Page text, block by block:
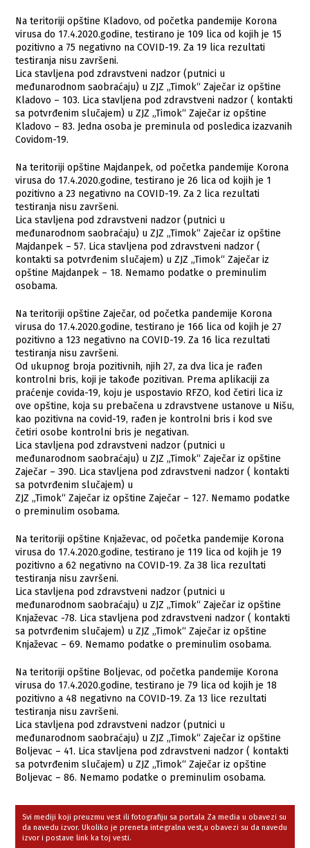
Na teritoriji opštine Kladovo, od početka pandemije Korona
virusa do 17.4.2020.godine, testirano je 109 lica od kojih je 15
pozitivno a 75 negativno na COVID-19. Za 19 lica rezultati
testiranja nisu završeni.
Lica stavljena pod zdravstveni nadzor (putnici u
međunarodnom saobraćaju) u ZJZ „Timok“ Zaječar iz opštine
Kladovo – 103. Lica stavljena pod zdravstveni nadzor ( kontakti
sa potvrđenim slučajem) u ZJZ „Timok“ Zaječar iz opštine
Kladovo – 83. Jedna osoba je preminula od posledica izazvanih
Covidom-19.
Na teritoriji opštine Majdanpek, od početka pandemije Korona
virusa do 17.4.2020.godine, testirano je 26 lica od kojih je 1
pozitivno a 23 negativno na COVID-19. Za 2 lica rezultati
testiranja nisu završeni.
Lica stavljena pod zdravstveni nadzor (putnici u
međunarodnom saobraćaju) u ZJZ „Timok“ Zaječar iz opštine
Majdanpek – 57. Lica stavljena pod zdravstveni nadzor (
kontakti sa potvrđenim slučajem) u ZJZ „Timok“ Zaječar iz
opštine Majdanpek – 18. Nemamo podatke o preminulim
osobama.
Na teritoriji opštine Zaječar, od početka pandemije Korona
virusa do 17.4.2020.godine, testirano je 166 lica od kojih je 27
pozitivno a 123 negativno na COVID-19. Za 16 lica rezultati
testiranja nisu završeni.
Od ukupnog broja pozitivnih, njih 27, za dva lica je rađen
kontrolni bris, koji je takođe pozitivan. Prema aplikaciji za
praćenje covida-19, koju je uspostavio RFZO, kod četiri lica iz
ove opštine, koja su prebačena u zdravstvene ustanove u Nišu,
kao pozitivna na covid-19, rađen je kontrolni bris i kod sve
četiri osobe kontrolni bris je negativan.
Lica stavljena pod zdravstveni nadzor (putnici u
međunarodnom saobraćaju) u ZJZ „Timok“ Zaječar iz opštine
Zaječar – 390. Lica stavljena pod zdravstveni nadzor ( kontakti
sa potvrđenim slučajem) u
ZJZ „Timok“ Zaječar iz opštine Zaječar – 127. Nemamo podatke
o preminulim osobama.
Na teritoriji opštine Knjaževac, od početka pandemije Korona
virusa do 17.4.2020.godine, testirano je 119 lica od kojih je 19
pozitivno a 62 negativno na COVID-19. Za 38 lica rezultati
testiranja nisu završeni.
Lica stavljena pod zdravstveni nadzor (putnici u
međunarodnom saobraćaju) u ZJZ „Timok“ Zaječar iz opštine
Knjaževac -78. Lica stavljena pod zdravstveni nadzor ( kontakti
sa potvrđenim slučajem) u ZJZ „Timok“ Zaječar iz opštine
Knjaževac – 69. Nemamo podatke o preminulim osobama.
Na teritoriji opštine Boljevac, od početka pandemije Korona
virusa do 17.4.2020.godine, testirano je 79 lica od kojih je 18
pozitivno a 48 negativno na COVID-19. Za 13 lice rezultati
testiranja nisu završeni.
Lica stavljena pod zdravstveni nadzor (putnici u
međunarodnom saobraćaju) u ZJZ „Timok“ Zaječar iz opštine
Boljevac – 41. Lica stavljena pod zdravstveni nadzor ( kontakti
sa potvrđenim slučajem) u ZJZ „Timok“ Zaječar iz opštine
Boljevac – 86. Nemamo podatke o preminulim osobama.
Svi mediji koji preuzmu vest ili fotografiju sa portala Za media u obavezi su
da navedu izvor. Ukoliko je preneta integralna vest,u obavezi su da navedu
izvor i postave link ka toj vesti.